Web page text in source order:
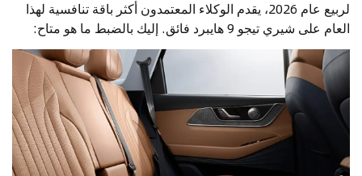
لربيع عام 2026، يقدم الوكلاء المعتمدون أكثر باقة تنافسية لهذا
العام على شيري تيجو 9 هايبرد فائق. إليك بالضبط ما هو متاح: